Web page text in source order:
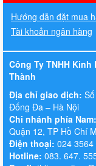
Hướng dẫn đặt mua
Tài khoản ngân hàng
Công Ty TNHH
Thành
Địa chỉ giao dịch:
Đống Đa – Hà Nội
Chi nhánh phía Nam:
Quận 12, TP Hồ Chí
Điện thoại: 024
Hotline: 083. 647.